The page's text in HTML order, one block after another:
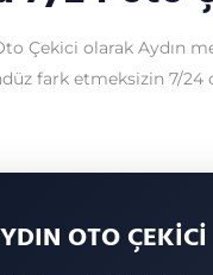
Çekici olarak Aydın
fark etmeksizin 7/24
OTO ÇEKİCİ